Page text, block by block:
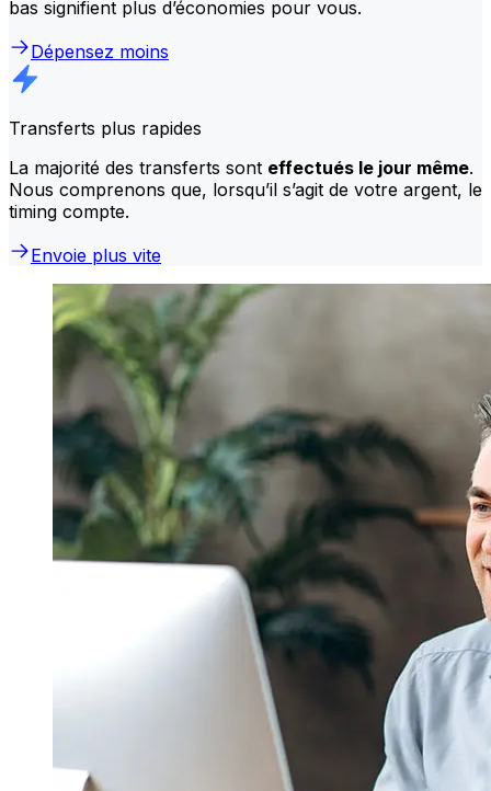
bas signifient plus d’économies pour vous.
Dépensez moins
Transferts plus rapides
La majorité des transferts sont effectués le jour même.
Nous comprenons que, lorsqu’il s’agit de votre argent, le
timing compte.
Envoie plus vite